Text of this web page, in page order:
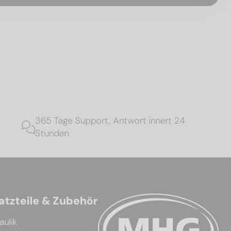
365 Tage Support, Antwort innert 24
Stunden
& Zubehör